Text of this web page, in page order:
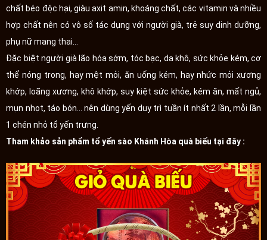
chất béo độc hại, giàu axit amin, khoáng chất, các vitamin và nhiều
hợp chất nên có vô số tác dụng với người già, trẻ suy dinh dưỡng,
phụ nữ mang thai...
Đặc biệt người già lão hóa sớm, tóc bạc, da khô, sức khỏe kém, cơ
thể nóng trong, hay mệt mỏi, ăn uống kém, hay nhức mỏi xương
khớp, loãng xương, khô khớp, suy kiệt sức khỏe, kém ăn, mất ngủ,
mụn nhọt, táo bón... nên dùng yến duy trì tuần ít nhất 2 lần, mỗi lần
1 chén nhỏ tổ yến trưng.
Tham khảo sản phẩm tổ yến sào Khánh Hòa quà biếu tại đây :